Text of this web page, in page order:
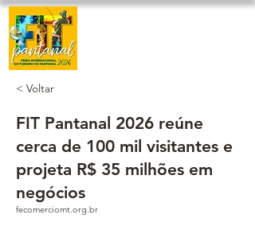
< Voltar
FIT Pantanal 2026 reúne
cerca de 100 mil visitantes e
projeta R$ 35 milhões em
negócios
fecomerciomt.org.br